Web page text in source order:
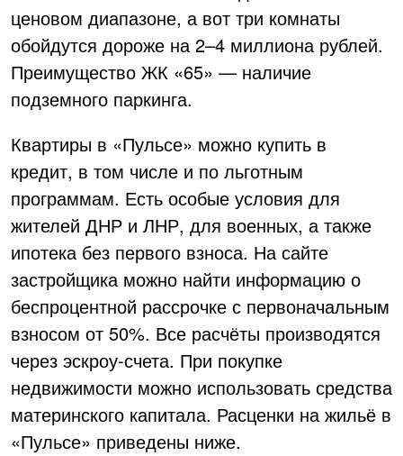
ценовом диапазоне, а вот три комнаты
обойдутся дороже на 2–4 миллиона рублей.
Преимущество ЖК «65» — наличие
подземного паркинга.
Квартиры в «Пульсе» можно купить в
кредит, в том числе и по льготным
программам. Есть особые условия для
жителей ДНР и ЛНР, для военных, а также
ипотека без первого взноса. На сайте
застройщика можно найти информацию о
беспроцентной рассрочке с первоначальным
взносом от 50%. Все расчёты производятся
через эскроу-счета. При покупке
недвижимости можно использовать средства
материнского капитала. Расценки на жильё в
«Пульсе» приведены ниже.